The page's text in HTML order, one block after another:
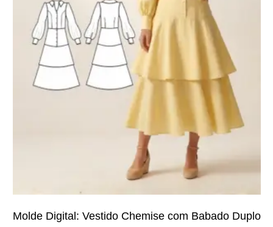
Molde Digital: Vestido Chemise com Babado Duplo